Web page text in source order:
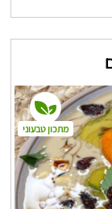
מתכון טבעוני